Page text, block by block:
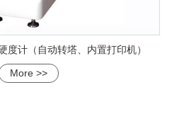
度计（自动转塔、内置打印机）
More >>